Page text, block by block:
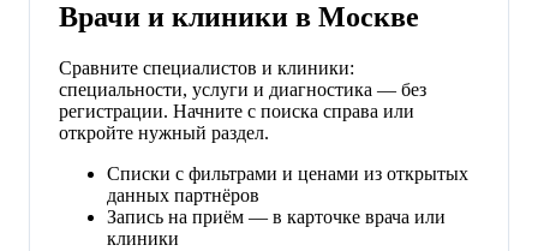
Врачи и клиники в Москве
Сравните специалистов и клиники:
специальности, услуги и диагностика — без
регистрации. Начните с поиска справа или
откройте нужный раздел.
Списки с фильтрами и ценами из открытых
данных партнёров
Запись на приём — в карточке врача или
клиники